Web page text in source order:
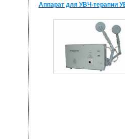
Аппарат для УВЧ-терапии